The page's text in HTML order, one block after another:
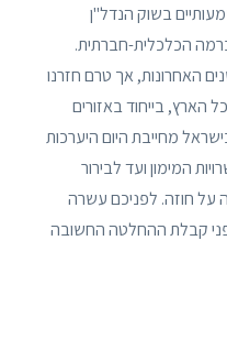
משמעותיים בשוק הנדל"ן
הכלכלית-חברתית.
האחרונות, אך טרם חזרנו
הארץ, בייחוד באזורים
מחייבת היום היערכות
המימון ועד לבירור
חוזה. לפניכם עשרה
קבלת ההחלטה החשובה